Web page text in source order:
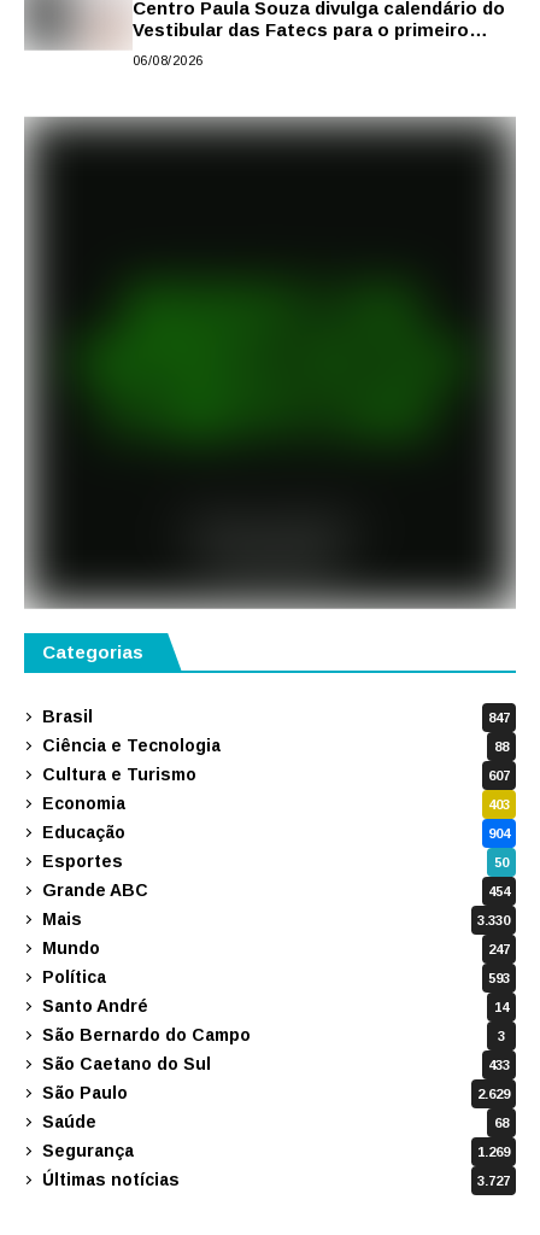
Centro Paula Souza divulga calendário do
Vestibular das Fatecs para o primeiro
semestre de 2027
06/08/2026
Categorias
Brasil 847
Ciência e Tecnologia 88
Cultura e Turismo 607
Economia 403
Educação 904
Esportes 50
Grande ABC 454
Mais 3.330
Mundo 247
Política 593
Santo André 14
São Bernardo do Campo 3
São Caetano do Sul 433
São Paulo 2.629
Saúde 68
Segurança 1.269
Últimas notícias 3.727